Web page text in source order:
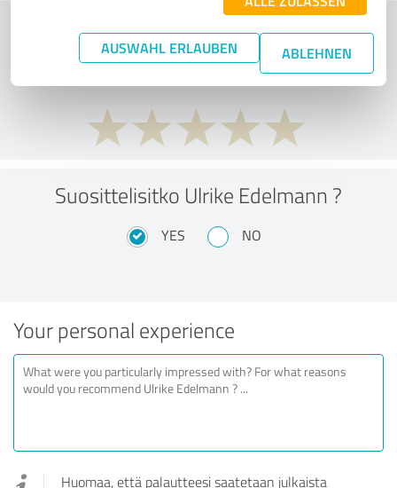
AUSWAHL ERLAUBEN ABLEHNEN
What do you think of the price to
performance ratio?
Suosittelisitko Ulrike Edelmann ?
YES NO
Your personal experience
Huomaa, että palautteesi saatetaan julkaista